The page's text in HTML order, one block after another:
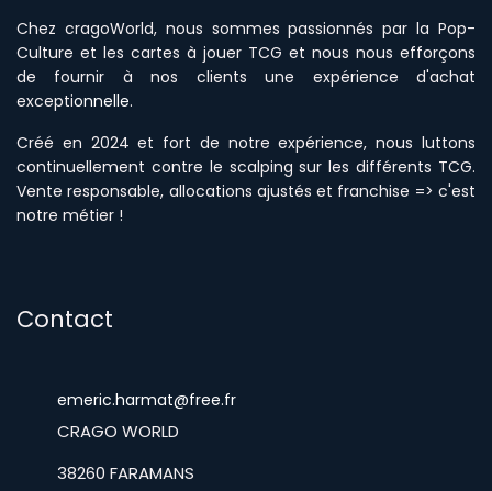
Chez cragoWorld, nous sommes passionnés par la Pop-
Culture et les cartes à jouer TCG et nous nous efforçons
de fournir à nos clients une expérience d'achat
exceptionnelle.
Créé en 2024 et fort de notre expérience, nous luttons
continuellement contre le scalping sur les différents TCG.
Vente responsable, allocations ajustés et franchise => c'est
notre métier !
Contact
emeric.harmat@free.fr
​CRAGO WORLD
​38260 FARAMANS